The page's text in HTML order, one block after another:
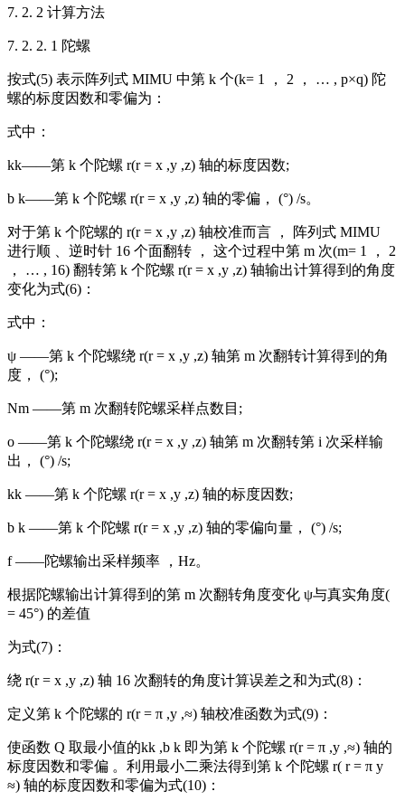
7. 2. 2 计算方法
7. 2. 2. 1 陀螺
按式(5) 表示阵列式 MIMU 中第 k 个(k= 1 ， 2 ， … , p×q) 陀
螺的标度因数和零偏为：
式中：
kk——第 k 个陀螺 r(r = x ,y ,z) 轴的标度因数;
b k——第 k 个陀螺 r(r = x ,y ,z) 轴的零偏， (°) /s。
对于第 k 个陀螺的 r(r = x ,y ,z) 轴校准而言 ， 阵列式 MIMU
进行顺 、逆时针 16 个面翻转 ， 这个过程中第 m 次(m= 1 ， 2
， … , 16) 翻转第 k 个陀螺 r(r = x ,y ,z) 轴输出计算得到的角度
变化为式(6)：
式中：
ψ ——第 k 个陀螺绕 r(r = x ,y ,z) 轴第 m 次翻转计算得到的角
度， (°);
Nm ——第 m 次翻转陀螺采样点数目;
o ——第 k 个陀螺绕 r(r = x ,y ,z) 轴第 m 次翻转第 i 次采样输
出， (°) /s;
kk ——第 k 个陀螺 r(r = x ,y ,z) 轴的标度因数;
b k ——第 k 个陀螺 r(r = x ,y ,z) 轴的零偏向量， (°) /s;
f ——陀螺输出采样频率 ，Hz。
根据陀螺输出计算得到的第 m 次翻转角度变化 ψ与真实角度(
= 45°) 的差值
为式(7)：
绕 r(r = x ,y ,z) 轴 16 次翻转的角度计算误差之和为式(8)：
定义第 k 个陀螺的 r(r = π ,y ,≈) 轴校准函数为式(9)：
使函数 Q 取最小值的kk ,b k 即为第 k 个陀螺 r(r = π ,y ,≈) 轴的
标度因数和零偏 。利用最小二乘法得到第 k 个陀螺 r( r = π y
≈) 轴的标度因数和零偏为式(10)：